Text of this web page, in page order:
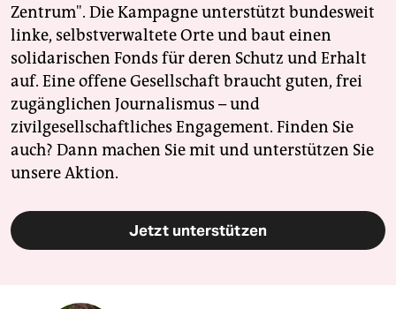
Zentrum". Die Kampagne unterstützt bundesweit
linke, selbstverwaltete Orte und baut einen
solidarischen Fonds für deren Schutz und Erhalt
auf. Eine offene Gesellschaft braucht guten, frei
zugänglichen Journalismus – und
zivilgesellschaftliches Engagement. Finden Sie
auch? Dann machen Sie mit und unterstützen Sie
unsere Aktion.
Jetzt unterstützen